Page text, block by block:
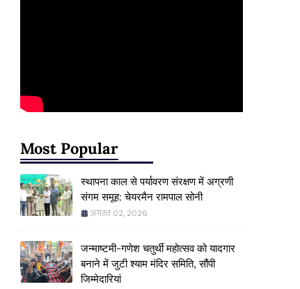
Most Popular
स्थापना काल से पर्यावरण संरक्षण में अग्रणी
संगम समूह: चेयरमैन रामपाल सोनी
अगस्त 02, 2026
जन्माष्टमी-गणेश चतुर्थी महोत्सव को यादगार
बनाने में जुटी श्याम मंदिर समिति, सौंपी
जिम्मेदारियां